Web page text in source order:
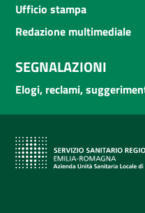
Ufficio stampa
Redazione multimediale
SEGNALAZIONI
Elogi, reclami,